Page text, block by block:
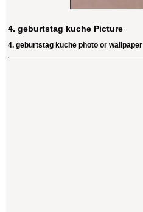
4. geburtstag kuche Picture
4. geburtstag kuche photo or wallpaper